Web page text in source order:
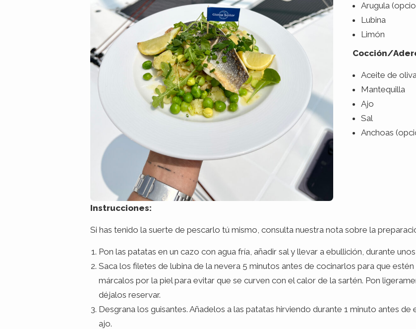
Arugula
Lubina
Limón
Cocción/
Aceite de oliva
Mantequilla
Ajo
Sal
Anchoas
Instrucciones:
Si has tenido la suerte de pescarlo tú mismo, consulta nuestra nota sobre la
Pon las patatas en un cazo con agua fría, añadir sal y llevar a ebullición, durante
Saca los filetes de lubina de la nevera 5 minutos antes de cocinarlos para que
márcalos por la piel para evitar que se curven con el calor de la sartén. Pon
déjalos reservar.
Desgrana los guisantes. Añadelos a las patatas hirviendo durante 1 minuto antes de
ajo.